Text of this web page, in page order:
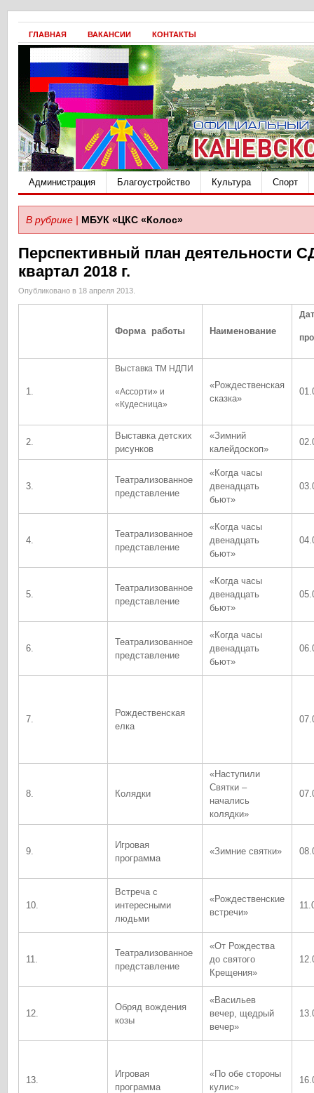
ГЛАВНАЯ ВАКАНСИИ КОНТАКТЫ
Администрация Благоустройство Культура Спорт
В рубрике | МБУК «ЦКС «Колос»
Перспективный план деятельности
квартал 2018 г.
Опубликовано в 18 апреля 2013.
Форма работы Наименование
1.
Выставка ТМ НДПИ
«Ассорти» и
«Кудесница»
«Рождественская
сказка»
2.
Выставка детских
рисунков
«Зимний
калейдоскоп»
3.
Театрализованное
представление
«Когда часы
двенадцать
бьют»
4.
Театрализованное
представление
«Когда часы
двенадцать
бьют»
5.
Театрализованное
представление
«Когда часы
двенадцать
бьют»
6.
Театрализованное
представление
«Когда часы
двенадцать
бьют»
7.
Рождественская
елка
8. Колядки
«Наступили
Святки –
начались
колядки»
9.
Игровая
программа
«Зимние святки»
10.
Встреча с
интересными
людьми
«Рождественские
встречи»
11.
Театрализованное
представление
«От Рождества
до святого
Крещения»
12.
Обряд вождения
козы
«Васильев
вечер, щедрый
вечер»
13.
Игровая
программа
«По обе стороны
кулис»